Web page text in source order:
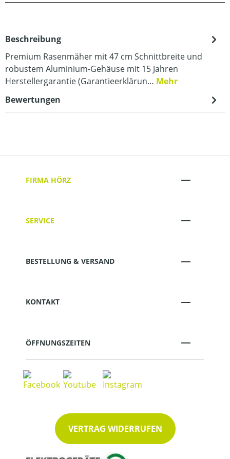
Beschreibung
Premium Rasenmäher mit 47 cm Schnittbreite und
robustem Aluminium-Gehäuse mit 15 Jahren
Herstellergarantie (Garantieerklärun… Mehr
Bewertungen
FIRMA HÖRZ
SERVICE
BESTELLUNG & VERSAND
KONTAKT
ÖFFNUNGSZEITEN
VERTRAG WIDERRUFEN